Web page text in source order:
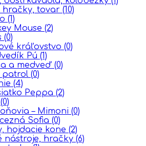
hračky, tovar (10)
(1)
Mouse (2)
(0)
kráľovstvo (0)
Pú (1)
a medveď (0)
patrol (0)
(4)
Peppa (2)
(0)
– Mimoni (0)
Sofia (0)
hojdacie kone (2)
nástroje, hračky (6)